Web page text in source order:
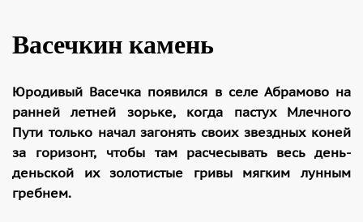
Васечкин камень
Юродивый Васечка появился в селе Абрамово на
ранней летней зорьке, когда пастух Млечного
Пути только начал загонять своих звездных коней
за горизонт, чтобы там расчесывать весь день-
деньской их золотистые гривы мягким лунным
гребнем.